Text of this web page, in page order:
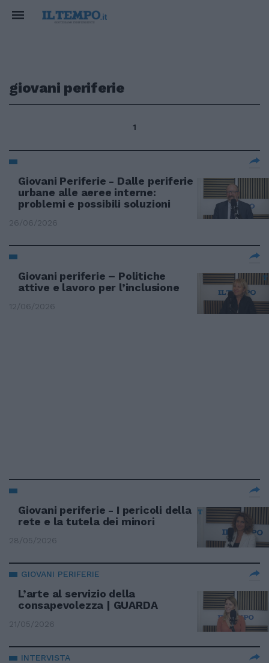
giovani periferie
1
Giovani Periferie - Dalle periferie
urbane alle aeree interne:
problemi e possibili soluzioni
26/06/2026
Giovani periferie – Politiche
attive e lavoro per l’inclusione
12/06/2026
Giovani periferie - I pericoli della
rete e la tutela dei minori
28/05/2026
GIOVANI PERIFERIE
L’arte al servizio della
consapevolezza | GUARDA
21/05/2026
INTERVISTA